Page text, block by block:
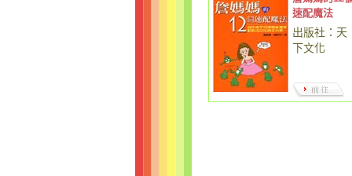
速配魔法
出版社：天
下文化